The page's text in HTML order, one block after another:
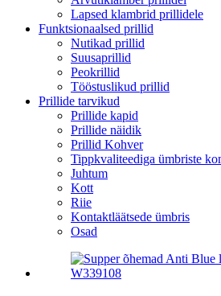
Lapsed klambrid prillidele
Funktsionaalsed prillid
Nutikad prillid
Suusaprillid
Peokrillid
Tööstuslikud prillid
Prillide tarvikud
Prillide kapid
Prillide näidik
Prillid Kohver
Tippkvaliteediga ümbriste
Juhtum
Kott
Riie
Kontaktläätsede ümbris
Osad